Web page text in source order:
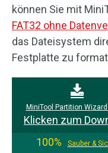
können Sie mit
FAT32 ohne
das Dateisystem
Festplatte zu
MiniTool Partition
Klicken zum
100%
Sauber &